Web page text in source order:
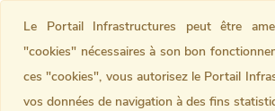
Le Portail Infrastructures peut être
"cookies" nécessaires à son bon
ces "cookies", vous autorisez le Portail
vos données de navigation à des fins